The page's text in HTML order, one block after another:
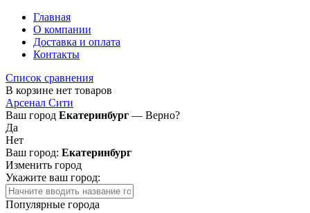
Главная
О компании
Доставка и оплата
Контакты
Список сравнения
В корзине нет товаров
Арсенал Сити
Ваш город Екатеринбург — Верно?
Да
Нет
Ваш город: Екатеринбург
Изменить город
Укажите ваш город:
Популярные города